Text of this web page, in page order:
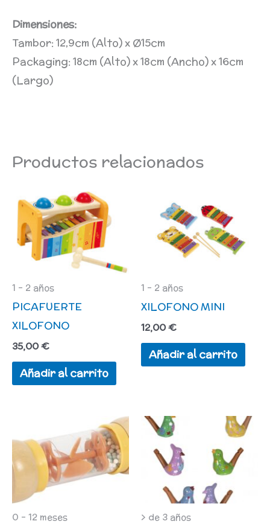
Dimensiones:
Tambor: 12,9cm (Alto) x Ø15cm
Packaging: 18cm (Alto) x 18cm (Ancho) x 16cm
(Largo)
Productos relacionados
1 - 2 años
PICAFUERTE
XILOFONO
35,00€
Añadir al carrito
1 - 2 años
XILOFONO MINI
12,00€
Añadir al carrito
0 - 12 meses > de 3 años